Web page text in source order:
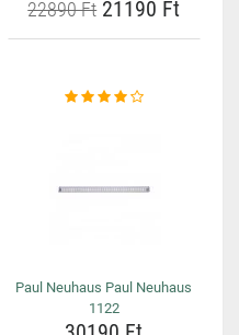
22890 Ft21190 Ft
Paul Neuhaus Paul Neuhaus
1122